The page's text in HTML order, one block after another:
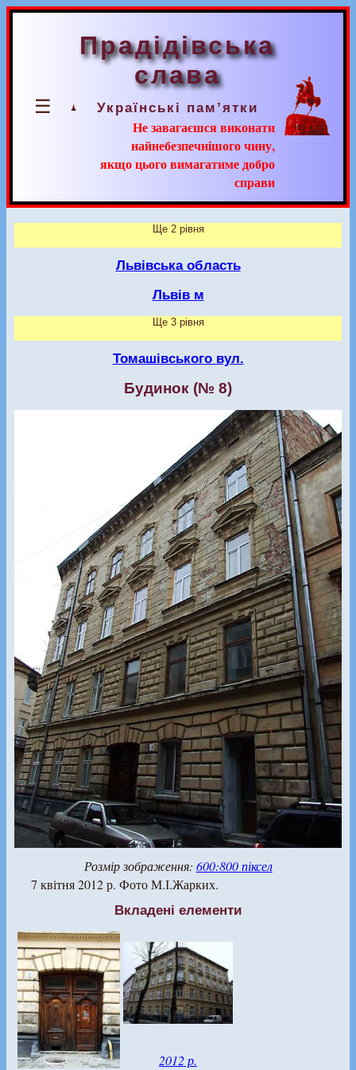
☰
Прадідівська
слава
Українські пам’ятки
Не завагаєшся виконати
найнебезпечнішого чину,
якщо цього вимагатиме добро
справи
Ще 2 рівня
Львівська область
Львів м
Ще 3 рівня
Томашівського вул.
Будинок (№ 8)
Розмір зображення: 600:800 піксел
7 квітня 2012 р. Фото М.І.Жарких.
Вкладені елементи
2012 р.